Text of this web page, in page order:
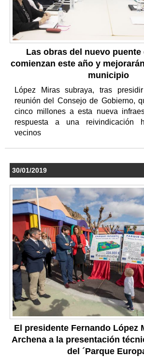
Las obras del nuevo puente
comienzan este año y
municipio
López Miras subraya, tras
reunión del Consejo de Gobierno,
cinco millones a esta nueva
respuesta a una reivindicación
vecinos
30/01/2019
El presidente Fernando López
Archena a la presentación
del ´Parque